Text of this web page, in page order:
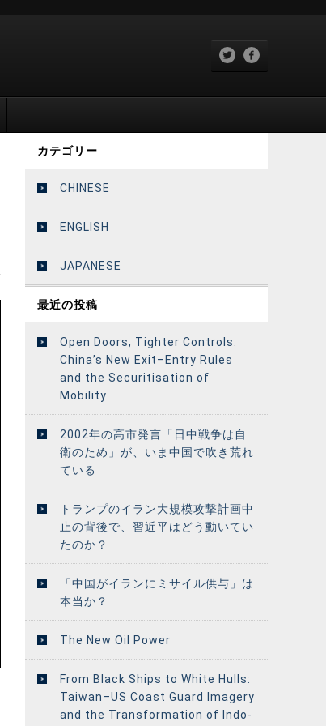
カテゴリー
CHINESE
ENGLISH
JAPANESE
最近の投稿
Open Doors, Tighter Controls:
China’s New Exit–Entry Rules
and the Securitisation of
Mobility
2002年の高市発言「日中戦争は自
衛のため」が、いま中国で吹き荒れ
ている
トランプのイラン大規模攻撃計画中
止の背後で、習近平はどう動いてい
たのか？
「中国がイランにミサイル供与」は
本当か？
The New Oil Power
From Black Ships to White Hulls:
Taiwan–US Coast Guard Imagery
and the Transformation of Indo-